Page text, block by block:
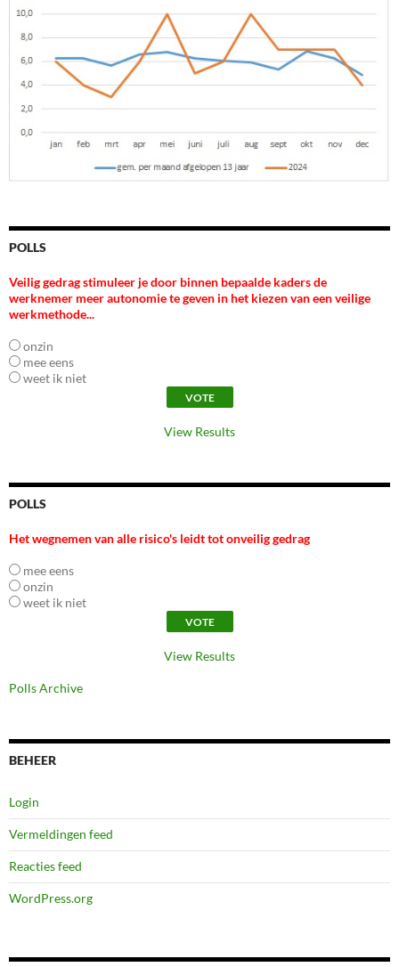
POLLS
Veilig gedrag stimuleer je door binnen bepaalde kaders de
werknemer meer autonomie te geven in het kiezen van een veilige
werkmethode...
onzin
mee eens
weet ik niet
View Results
POLLS
Het wegnemen van alle risico's leidt tot onveilig gedrag
mee eens
onzin
weet ik niet
View Results
Polls Archive
BEHEER
Login
Vermeldingen feed
Reacties feed
WordPress.org